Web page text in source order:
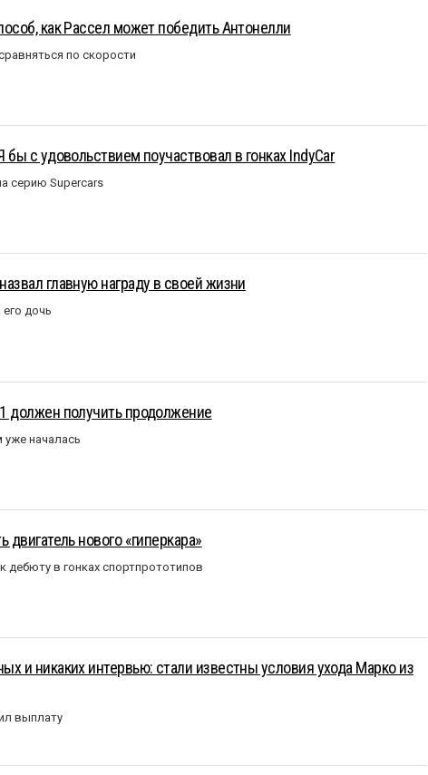
как Рассел может победить Антонелли
по скорости
с удовольствием поучаствовал в гонках IndyCar
серию Supercars
главную награду в своей жизни
дочь
должен получить продолжение
уже началась
двигатель нового «гиперкара»
дебюту в гонках спортпрототипов
и никаких интервью: стали известны условия ухода Марко из
выплату